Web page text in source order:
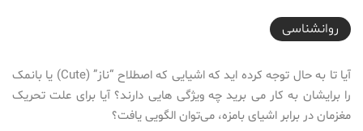
2017-04-23T17:58:11+04:30
روانشناسی
آیا تا به حال توجه کرده اید که اشیایی که اصطلاح “ناز” (Cute) یا بانمک
را برایشان به کار می برید چه ویژگی هایی دارند؟ آیا برای علت تحریک
مغزمان در برابر اشیای بامزه، می‌توان الگویی یافت؟